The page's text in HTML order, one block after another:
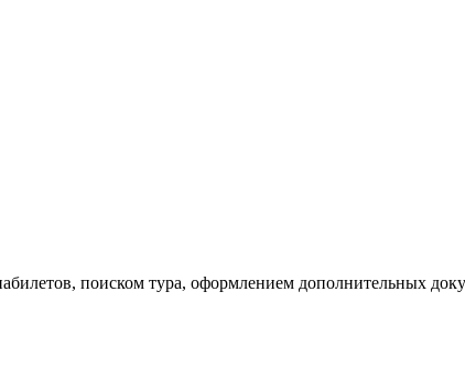
поиском тура, оформлением дополнительных